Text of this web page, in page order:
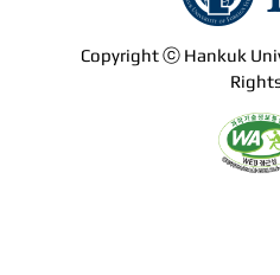
Copyright ⓒ Hankuk